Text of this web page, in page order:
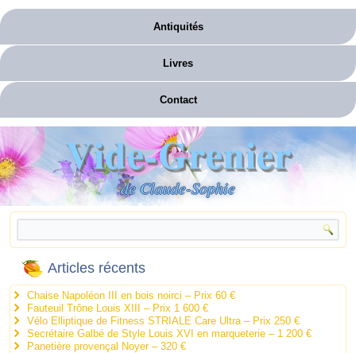
Antiquités
Livres
Contact
Vide-Grenier
de Claude-Sophie
Articles récents
Chaise Napoléon III en bois noirci – Prix 60 €
Fauteuil Trône Louis XIII – Prix 1 600 €
Vélo Elliptique de Fitness STRIALE Care Ultra – Prix 250 €
Secrétaire Galbé de Style Louis XVI en marqueterie – 1 200 €
Panetière provençal Noyer – 320 €